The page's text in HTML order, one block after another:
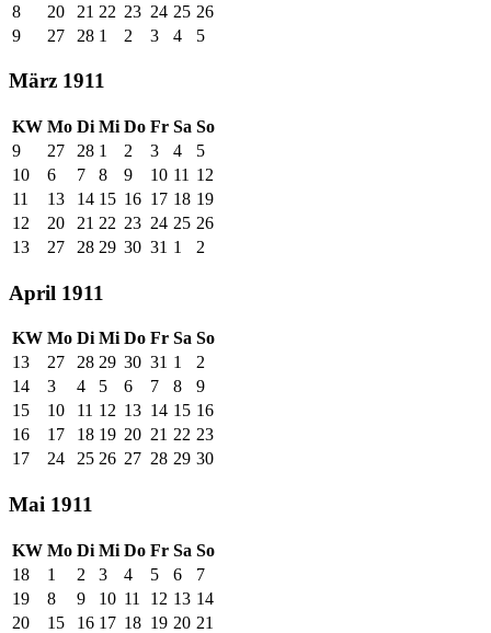
8
20 21 22 23 24 25 26
9
27 28 1 2 3 4 5
März 1911
KW Mo Di Mi Do Fr Sa So
9
27 28 1 2 3 4
5
10
6 7 8 9 10 11 12
11
13 14 15 16 17 18 19
12
20 21 22 23 24 25 26
13
27 28 29 30 31 1 2
April 1911
KW Mo Di Mi Do Fr Sa So
13
27 28 29 30 31 1
2
14
3 4 5 6 7 8
9
15
10 11 12 13 14 15 16
16
17 18 19 20 21 22 23
17
24 25 26 27 28 29 30
Mai 1911
KW Mo Di Mi Do Fr Sa So
18
1 2 3 4 5 6
7
19
8 9 10 11 12 13 14
20
15 16 17 18 19 20 21